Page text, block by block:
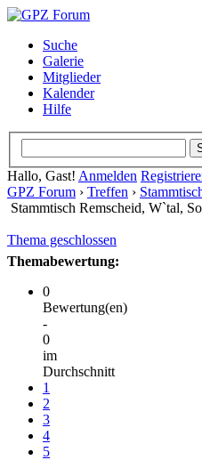
Suche
Galerie
Mitglieder
Kalender
Hilfe
Hallo, Gast! Anmelden
GPZ Forum › Treffen ›
Stammtisch Remscheid, W`tal,
Thema geschlossen
Themabewertung:
0
Bewertung(en)
-
0
im
Durchschnitt
1
2
3
4
5